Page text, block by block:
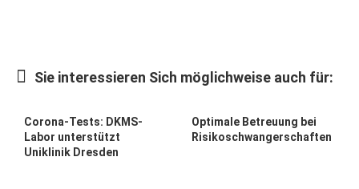
Zahn, Mund, Kiefer
Allgemein
Sehen
Sie interessieren Sich möglichweise auch für:
Corona-Tests: DKMS-
Labor unterstützt
Uniklinik Dresden
Optimale Betreuung bei
Risikoschwangerschaften